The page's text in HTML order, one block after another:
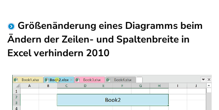
Größenänderung eines Diagramms beim
Ändern der Zeilen- und Spaltenbreite in
Excel verhindern 2010